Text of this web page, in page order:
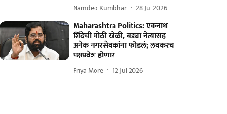
Namdeo Kumbhar 28 Jul 2026
Maharashtra Politics: एकनाथ
शिंदेंची मोठी खेळी, बड्या नेत्यासह
अनेक नगरसेवकांना फोडलं; लवकरच
पक्षप्रवेश होणार
Priya More 12 Jul 2026